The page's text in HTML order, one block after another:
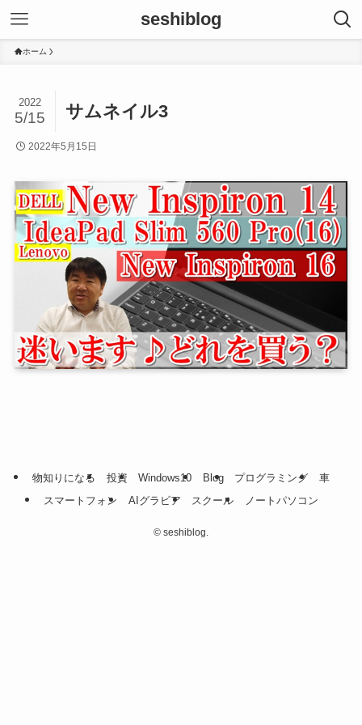
seshiblog
ホーム
サムネイル3
2022
5/15
2022年5月15日
物知りになる 投資 Windows10 Blog プログラミング
車
スマートフォン
AIグラビア スクール ノートパソコン
© seshiblog.